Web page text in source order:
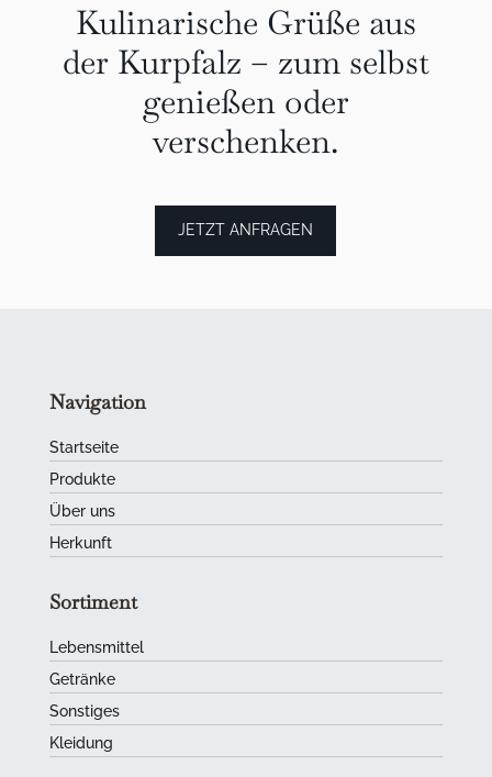
Kulinarische Grüße aus
der Kurpfalz – zum selbst
genießen oder
verschenken.
JETZT ANFRAGEN
Navigation
Startseite
Produkte
Über uns
Herkunft
Sortiment
Lebensmittel
Getränke
Sonstiges
Kleidung